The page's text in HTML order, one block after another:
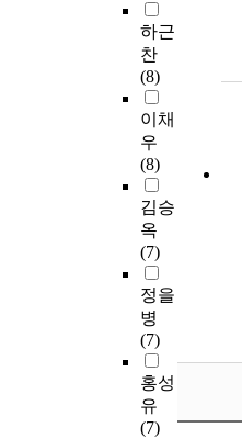
하근
찬
(8)
이채
우
(8)
김승
옥
(7)
정을
병
(7)
홍성
유
(7)